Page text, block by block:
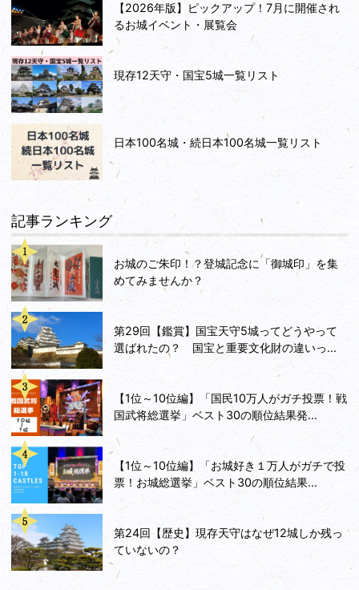
【2026年版】ピックアップ！7月に開催され
るお城イベント・展覧会
現存12天守・国宝5城一覧リスト
日本100名城・続日本100名城一覧リスト
記事ランキング
お城のご朱印！？登城記念に「御城印」を集
めてみませんか？
第29回【鑑賞】国宝天守5城ってどうやって
選ばれたの？ 国宝と重要文化財の違いっ...
【1位～10位編】「国民10万人がガチ投票！戦
国武将総選挙」ベスト30の順位結果発...
【1位～10位編】「お城好き１万人がガチで投
票！お城総選挙」ベスト30の順位結果...
第24回【歴史】現存天守はなぜ12城しか残っ
ていないの？